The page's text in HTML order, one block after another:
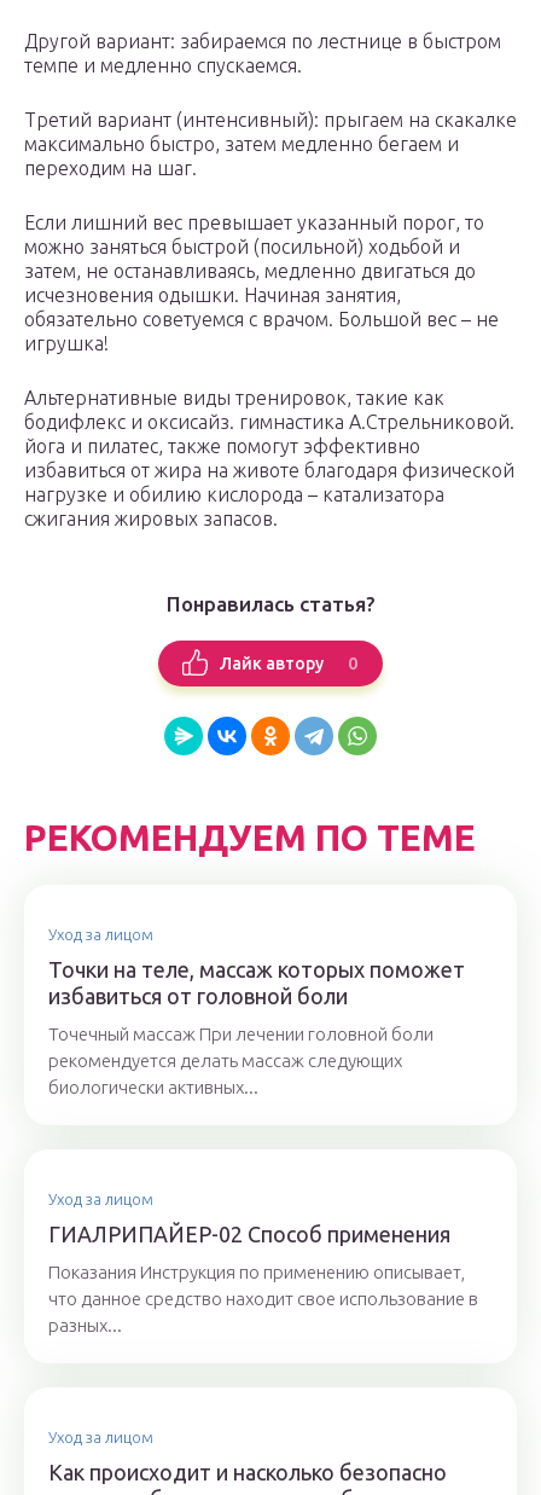
Другой вариант: забираемся по лестнице в быстром
темпе и медленно спускаемся.
Третий вариант (интенсивный): прыгаем на скакалке
максимально быстро, затем медленно бегаем и
переходим на шаг.
Если лишний вес превышает указанный порог, то
можно заняться быстрой (посильной) ходьбой и
затем, не останавливаясь, медленно двигаться до
исчезновения одышки. Начиная занятия,
обязательно советуемся с врачом. Большой вес – не
игрушка!
Альтернативные виды тренировок, такие как
бодифлекс и оксисайз. гимнастика А.Стрельниковой.
йога и пилатес, также помогут эффективно
избавиться от жира на животе благодаря физической
нагрузке и обилию кислорода – катализатора
сжигания жировых запасов.
Понравилась статья?
Лайк автору 0
РЕКОМЕНДУЕМ ПО ТЕМЕ
Уход за лицом
Точки на теле, массаж которых поможет
избавиться от головной боли
Точечный массаж При лечении головной боли
рекомендуется делать массаж следующих
биологически активных...
Уход за лицом
ГИАЛРИПАЙЕР-02 Способ применения
Показания Инструкция по применению описывает,
что данное средство находит свое использование в
разных...
Уход за лицом
Как происходит и насколько безопасно